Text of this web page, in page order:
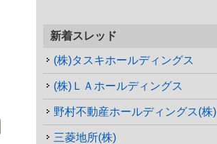
新着スレッド
(株)タスキホールディングス
(株)ＬＡホールディングス
野村不動産ホールディングス(株)
三菱地所(株)